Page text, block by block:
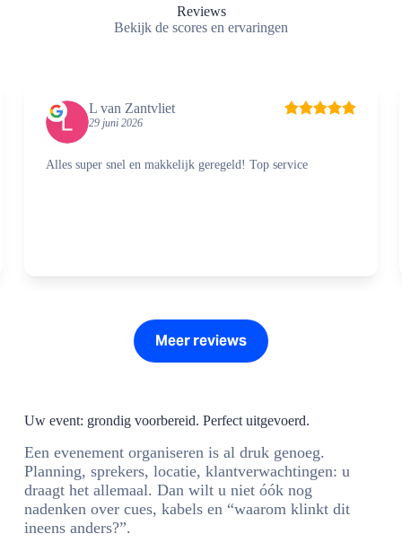
Reviews
Bekijk de scores en ervaringen
lien jansen
29 juni 2026
Snel en makkelijk contact. Fijn eigen initiatief en goede
Meer reviews
Uw event: grondig voorbereid. Perfect uitgevoerd.
Een evenement organiseren is al druk genoeg.
Planning, sprekers, locatie, klantverwachtingen: u
draagt het allemaal. Dan wilt u niet óók nog
nadenken over cues, kabels en “waarom klinkt dit
ineens anders?”.